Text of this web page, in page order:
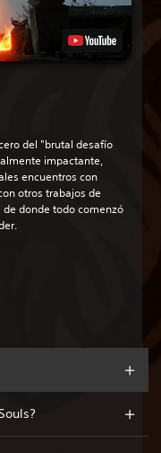
del "brutal desafío
impactante,
encuentros con
otros trabajos de
donde todo comenzó